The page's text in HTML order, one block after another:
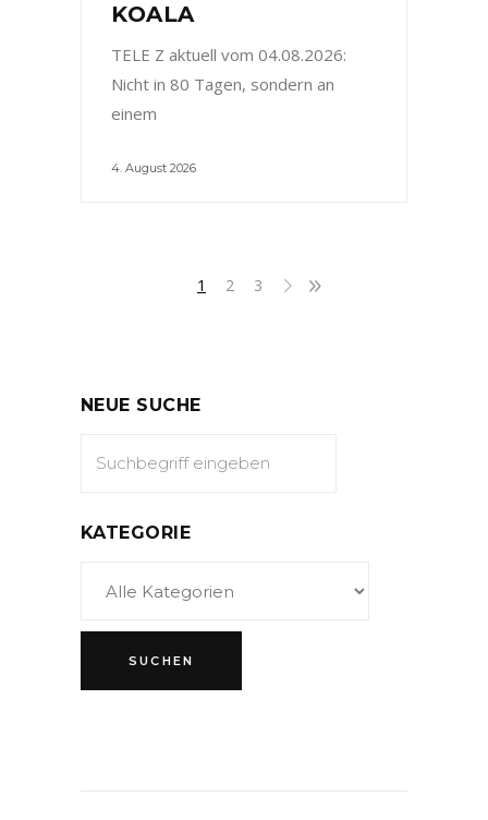
KOALA
TELE Z aktuell vom 04.08.2026:
Nicht in 80 Tagen, sondern an
einem
4. August 2026
1 2 3
NEUE SUCHE
KATEGORIE